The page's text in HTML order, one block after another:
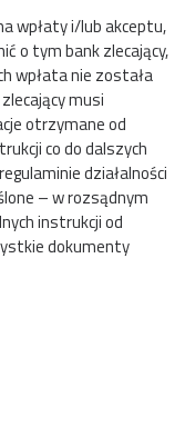
wpłaty i/lub akceptu,
o tym bank zlecający,
wpłata nie została
musi
otrzymane od
co do dalszych
działalności
– w rozsądnym
instrukcji od
dokumenty